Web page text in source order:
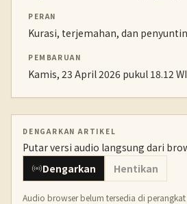
PERAN
Kurasi, terjemahan, dan
PEMBARUAN
Kamis, 23 April 2026 pukul 18.12
DENGARKAN ARTIKEL
Putar versi audio langsung dari
Dengarkan
Hentikan
Audio browser belum tersedia di perangkat